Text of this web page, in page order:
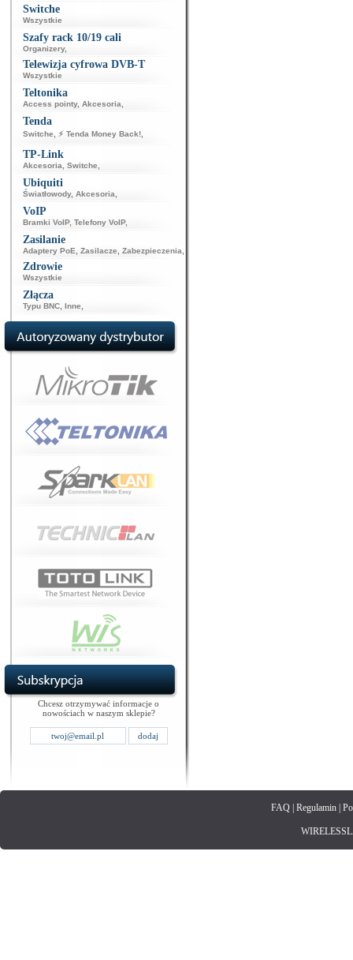
Switche
Wszystkie
Szafy rack 10/19 cali
Organizery,
Telewizja cyfrowa DVB-T
Wszystkie
Teltonika
Access pointy, Akcesoria
Tenda
Switche ⚡ Tenda Money Back!
TP-Link
Akcesoria Switche
Ubiquiti
Światłowody, Akcesoria
VoIP
Bramki VoIP, Telefony VoIP,
Zasilanie
Adaptery PoE Zasilacze Zabezpieczenia
Zdrowie
Wszystkie
Złącza
Typu BNC Inne
Chcesz otrzymywać informacje o
nowościach w naszym sklepie?
FAQ| Regulamin|